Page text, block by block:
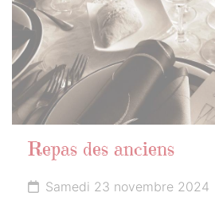
Repas des anciens
Samedi 23 novembre 2024